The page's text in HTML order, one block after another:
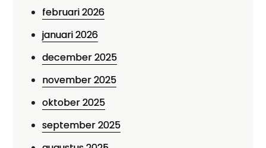
februari 2026
januari 2026
december 2025
november 2025
oktober 2025
september 2025